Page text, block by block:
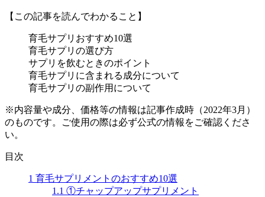
【この記事を読んでわかること】
育毛サプリおすすめ10選
育毛サプリの選び方
サプリを飲むときのポイント
育毛サプリに含まれる成分について
育毛サプリの副作用について
※内容量や成分、価格等の情報は記事作成時（2022年3月）
のものです。ご使用の際は必ず公式の情報をご確認くださ
い。
目次
1 育毛サプリメントのおすすめ10選
1.1 ①チャップアップサプリメント